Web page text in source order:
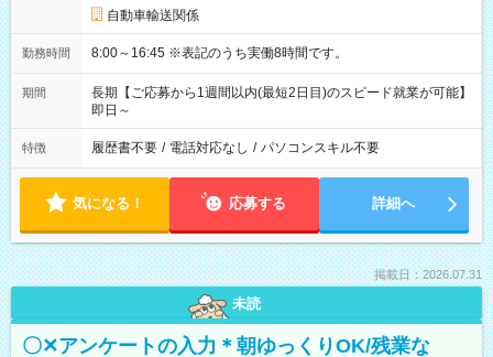
自動車輸送関係
勤務時間 8:00～16:45 ※表記のうち実働8時間です。
期間
長期【ご応募から1週間以内(最短2日目)のスピード就業が可能】
即日～
特徴 履歴書不要 / 電話対応なし / パソコンスキル不要
気になる！ 応募する 詳細へ
掲載日：2026.07.31
未読
〇✕アンケートの入力＊朝ゆっくりOK/残業な